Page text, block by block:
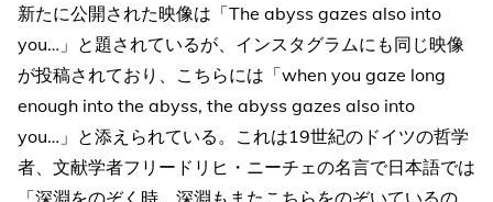
新たに公開された映像は「The abyss gazes also into
you…」と題されているが、インスタグラムにも同じ映像
が投稿されており、こちらには「when you gaze long
enough into the abyss, the abyss gazes also into
you…」と添えられている。これは19世紀のドイツの哲学
者、文献学者フリードリヒ・ニーチェの名言で日本語では
「深淵をのぞく時、深淵もまたこちらをのぞいているの